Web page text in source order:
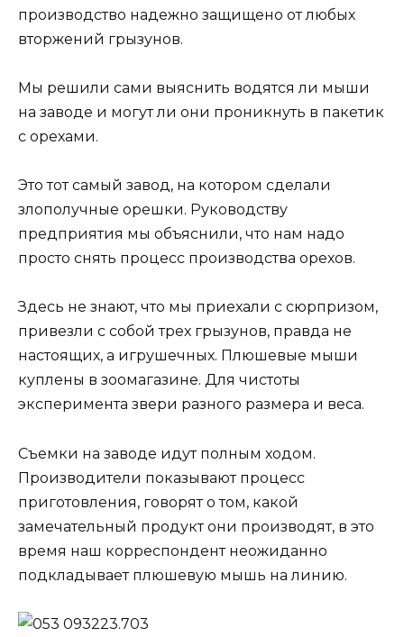
производство надежно защищено от любых
вторжений грызунов.
Мы решили сами выяснить водятся ли мыши
на заводе и могут ли они проникнуть в пакетик
с орехами.
Это тот самый завод, на котором сделали
злополучные орешки. Руководству
предприятия мы объяснили, что нам надо
просто снять процесс производства орехов.
Здесь не знают, что мы приехали с сюрпризом,
привезли с собой трех грызунов, правда не
настоящих, а игрушечных. Плюшевые мыши
куплены в зоомагазине. Для чистоты
эксперимента звери разного размера и веса.
Съемки на заводе идут полным ходом.
Производители показывают процесс
приготовления, говорят о том, какой
замечательный продукт они производят, в это
время наш корреспондент неожиданно
подкладывает плюшевую мышь на линию.